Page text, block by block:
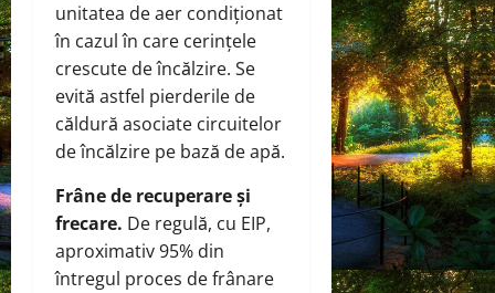
unitatea de aer condiționat
în cazul în care cerințele
crescute de încălzire. Se
evită astfel pierderile de
căldură asociate circuitelor
de încălzire pe bază de apă.
Frâne de recuperare și
frecare. De regulă, cu EIP,
aproximativ 95% din
întregul proces de frânare